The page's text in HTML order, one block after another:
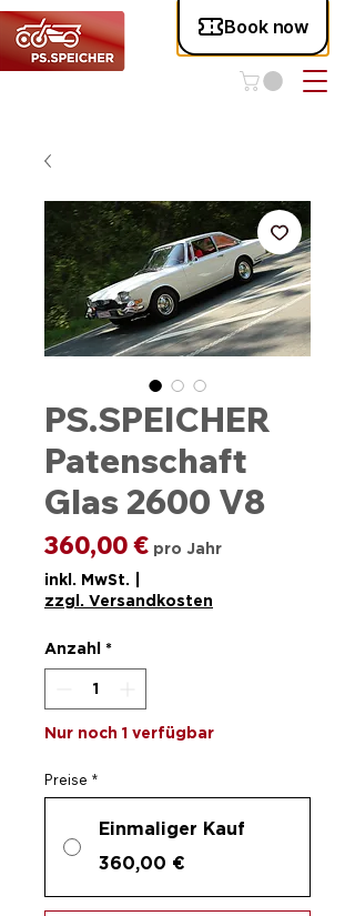
PS.SPEICHER
Patenschaft
Glas 2600 V8
360,00 €Preis
pro Jahr
inkl. MwSt.
zzgl. Versandkosten
Anzahl *
Nur noch 1 verfügbar
Preise *
Einmaliger Kauf
360,00 €